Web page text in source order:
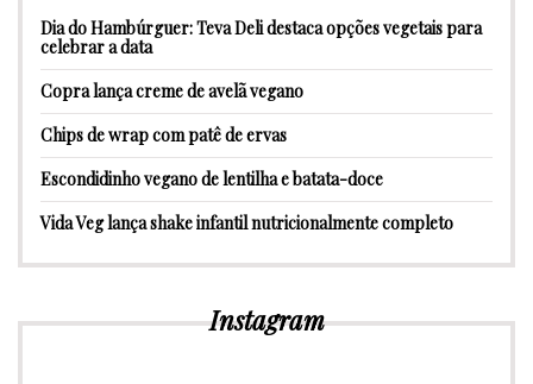
Dia do Hambúrguer: Teva Deli destaca opções vegetais para
celebrar a data
Copra lança creme de avelã vegano
Chips de wrap com patê de ervas
Escondidinho vegano de lentilha e batata-doce
Vida Veg lança shake infantil nutricionalmente completo
Instagram